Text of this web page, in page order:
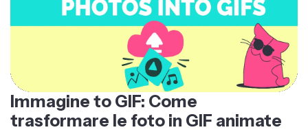
Immagine to GIF: Come
trasformare le foto in GIF animate